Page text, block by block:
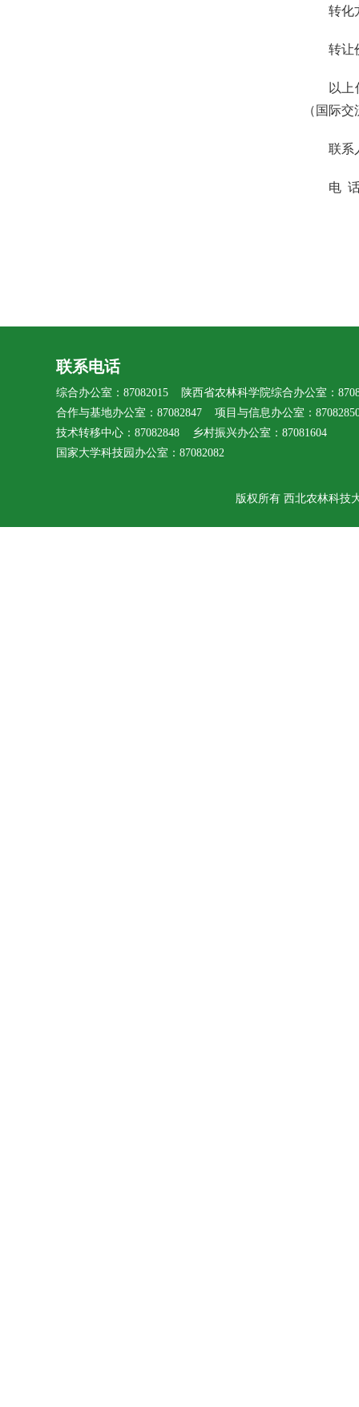
转化
转让
以
（国际
联系
电
联系电话
综合办公室：87082015 陕西省农林科学院综合办公室：
合作与基地办公室：87082847 项目与信息办公室：
技术转移中心：87082848 乡村振兴办公室：87081604
国家大学科技园办公室：87082082
版权所有 西北农林科技